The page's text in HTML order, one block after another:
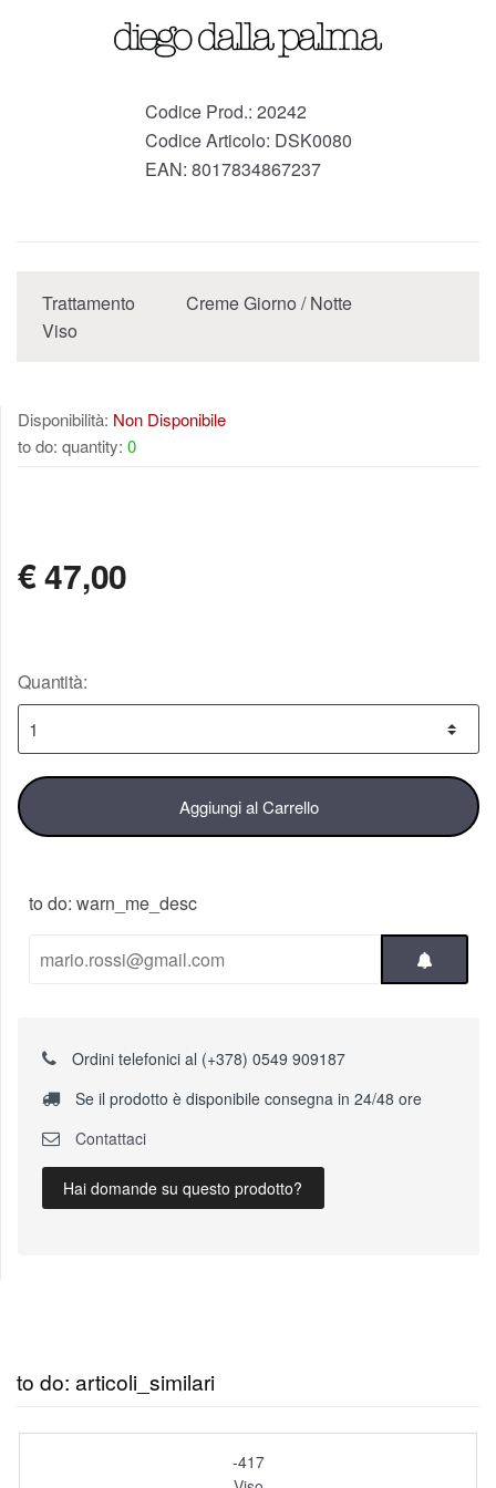
Codice Prod.: 20242
Codice Articolo: DSK0080
EAN: 8017834867237
Trattamento
Viso
Creme Giorno / Notte
Disponibilità: Non Disponibile
to do: quantity: 0
€47,00
Quantità:
Aggiungi al Carrello
to do: warn_me_desc
Ordini telefonici al (+378) 0549 909187
Se il prodotto è disponibile consegna in 24/48 ore
Contattaci
Hai domande su questo prodotto?
to do: articoli_similari
-417